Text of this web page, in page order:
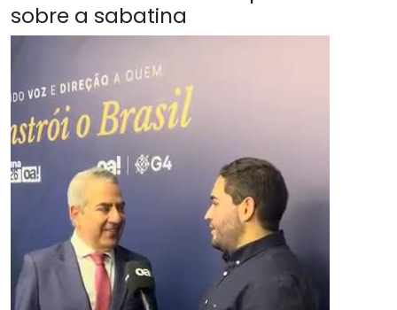
sobre a sabatina